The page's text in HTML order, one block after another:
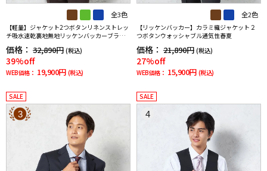
全3色
【軽量】ジャケット2つボタンリネンストレッ
チ吸水速乾裏地無地リッケンバッカーブラッ
価格： 32,890円 (税込)
39%off
WEB価格： 19,900円 (税込)
全2色
【リッケンバッカー】カラミ織ジャケット２
つボタンウォッシャブル通気性春夏
価格： 21,890円 (税込)
27%off
WEB価格： 15,900円 (税込)
SALE
3
SALE
4